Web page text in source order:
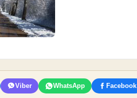
Viber WhatsApp Facebook